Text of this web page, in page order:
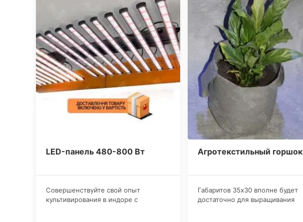
LED-панель 480-800 Вт
​Совершенствуйте свой опыт
культивирования в индоре с
Агротекстильный
Габаритов 35х30 вполне будет
достаточно для выращивания